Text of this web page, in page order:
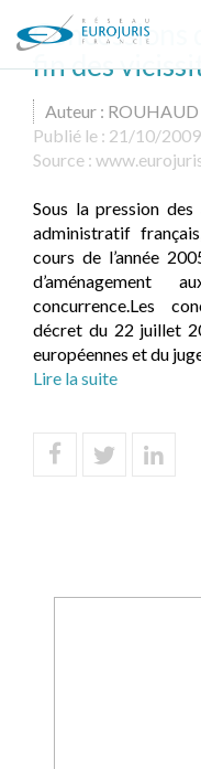
Concessions
fin des
Auteur : ROUHAUD
Publié le : 21/10/2009
Source :
Sous la pression
administratif
cours de l’année
concurrence.Les
décret du 22 juillet
européennes et du
Lire la suite